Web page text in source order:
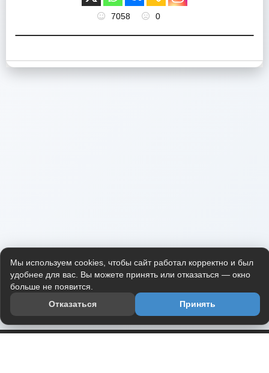
7058 0
Мы используем cookies, чтобы сайт работал корректно и был
удобнее для вас. Вы можете принять или отказаться — окно
больше не появится.
Отказаться
Принять